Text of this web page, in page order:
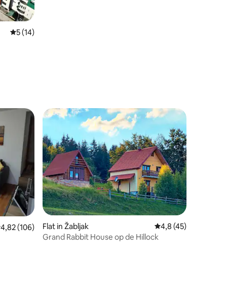
Gemiddelde beoordeling van 5 op 5, 14 recensies
5 (14)
beoordeling van 4,82 op 5, 106 recensies
4,82 (106)
Flat in Žabljak Gemiddelde
4,8 (45)
Grand Rabbit House op de Hillock